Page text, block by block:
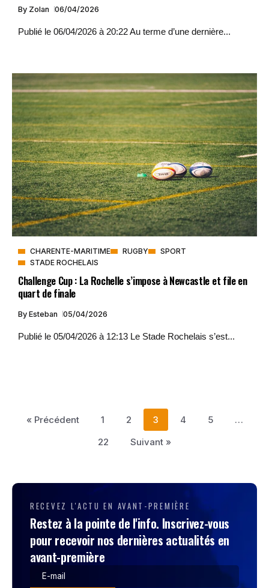
By Zolan 06/04/2026
Publié le 06/04/2026 à 20:22 Au terme d’une dernière...
CHARENTE-MARITIME RUGBY
SPORT
STADE ROCHELAIS
Challenge Cup : La Rochelle s’impose à Newcastle et file en
quart de finale
By Esteban 05/04/2026
Publié le 05/04/2026 à 12:13 Le Stade Rochelais s’est...
« Précédent 1 2 3 4 5
…
22
Suivant »
RECEVEZ L'ACTU EN AVANT-PREMIÈRE
Restez à la pointe de l'info. Inscrivez-vous
pour recevoir nos dernières actualités en
avant-première